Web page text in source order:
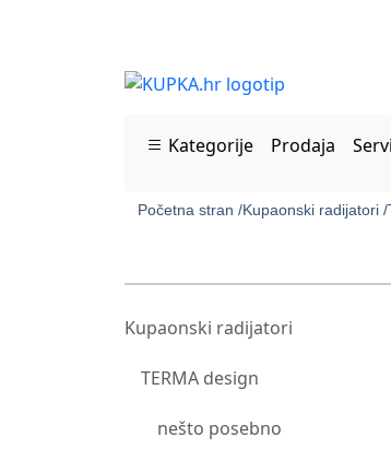
Kategorije Prodaja
Početna stran /Kupaonski radijatori /
Kupaonski radijatori
TERMA design
nešto posebno